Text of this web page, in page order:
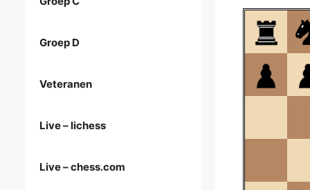
Groep D
Veteranen
Live – lichess
Live – chess.com